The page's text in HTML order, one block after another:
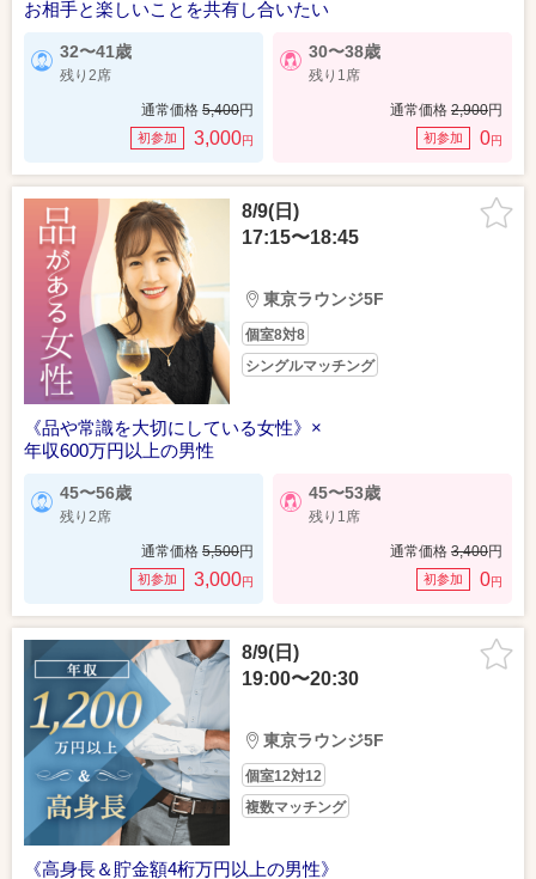
お相手と楽しいことを共有し合いたい
32〜41歳
残り2席
通常価格 5,400円
初参加 3,000円
30〜38歳
残り1席
通常価格 2,900円
初参加 0円
8/9(日)
17:15〜18:45
東京ラウンジ5F
個室8対8
シングルマッチング
《品や常識を大切にしている女性》×
年収600万円以上の男性
45〜56歳
残り2席
通常価格 5,500円
初参加 3,000円
45〜53歳
残り1席
通常価格 3,400円
初参加 0円
8/9(日)
19:00〜20:30
東京ラウンジ5F
個室12対12
複数マッチング
《高身長＆貯金額4桁万円以上の男性》